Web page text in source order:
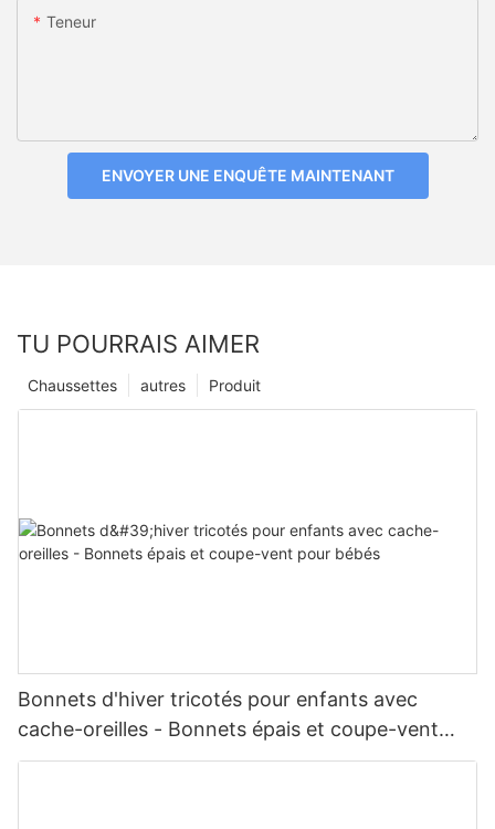
Teneur
ENVOYER UNE ENQUÊTE MAINTENANT
TU POURRAIS AIMER
Produit
autres
Chaussettes
Bonnets d'hiver tricotés pour enfants avec
cache-oreilles - Bonnets épais et coupe-vent
pour bébés